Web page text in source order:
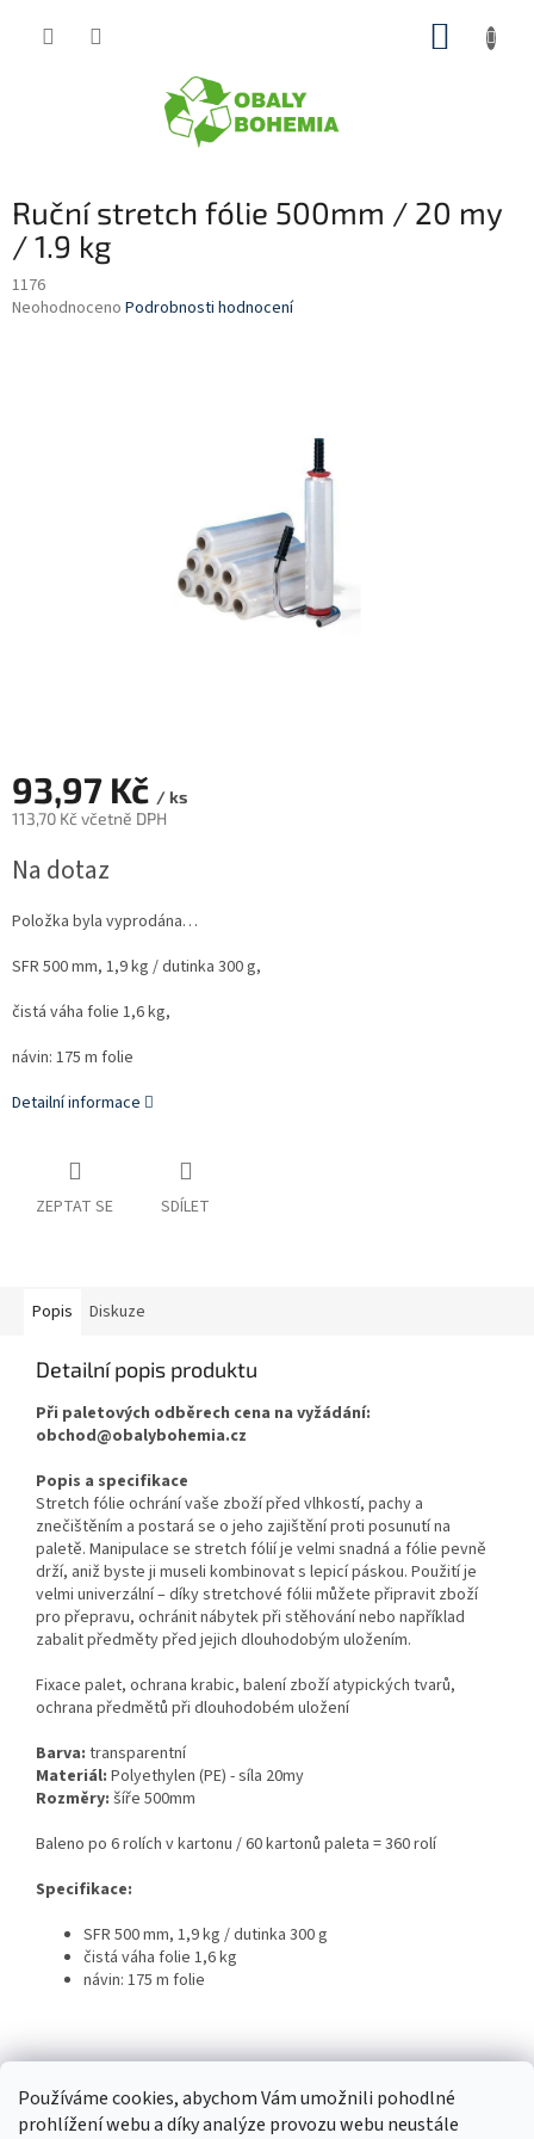
Používáme cookies, abychom Vám umožnili pohodlné
prohlížení webu a díky analýze provozu webu neustále
Ruční stretch fólie 500mm / 20 my
/ 1.9 kg
1176
Průměrné
Neohodnoceno Podrobnosti hodnocení
93,97 Kč / ks
113,70 Kč včetně DPH
cena:
Na dotaz
Položka byla vyprodána…
SFR 500 mm, 1,9 kg / dutinka 300 g,
čistá váha folie 1,6 kg,
návin: 175 m folie
Detailní informace
ZEPTAT SE SDÍLET
Popis Diskuze
Detailní popis produktu
Při paletových odběrech cena na vyžádání:
obchod@obalybohemia.cz
Popis a specifikace
Stretch fólie ochrání vaše zboží před vlhkostí, pachy a
znečištěním a postará se o jeho zajištění proti posunutí na
paletě. Manipulace se stretch fólií je velmi snadná a fólie pevně
drží, aniž byste ji museli kombinovat s lepicí páskou. Použití je
velmi univerzální – díky stretchové fólii můžete připravit zboží
pro přepravu, ochránit nábytek při stěhování nebo například
zabalit předměty před jejich dlouhodobým uložením.
Fixace palet, ochrana krabic, balení zboží atypických tvarů,
ochrana předmětů při dlouhodobém uložení
Barva: transparentní
Materiál: Polyethylen (PE) - síla 20my
Rozměry: šíře 500mm
Baleno po 6 rolích v kartonu / 60 kartonů paleta = 360 rolí
Specifikace:
SFR 500 mm, 1,9 kg / dutinka 300 g
čistá váha folie 1,6 kg
návin: 175 m folie
Z
Obaly